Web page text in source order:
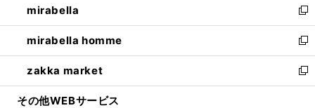
く
で
開
く
ド
ウ
で
開
く
ィ
ン
ド
ウ
で
開
い
ウ
ィ
ン
ド
ウ
mirabella
新
し
い
ウ
ィ
ン
mirabella homme
新
し
い
ウ
zakka market
新
し
その他WEBサービス